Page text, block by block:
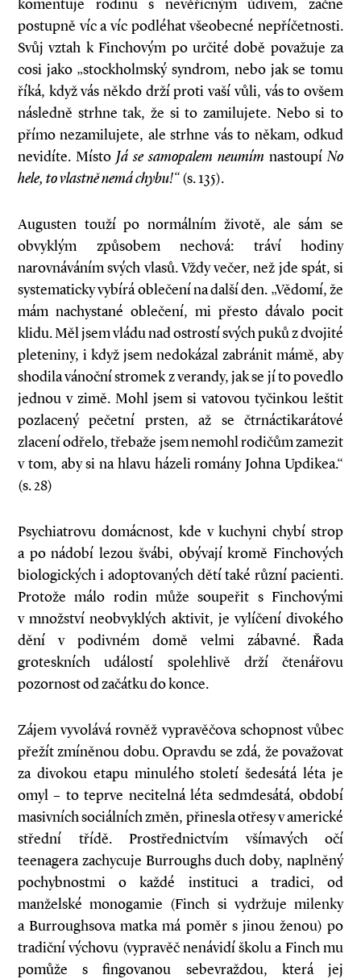
komentuje rodinu s nevěřícným údivem, začne
postupně víc a víc podléhat všeobecné nepříčetnosti.
Svůj vztah k Finchovým po určité době považuje za
cosi jako „stockholmský syndrom, nebo jak se tomu
říká, když vás někdo drží proti vaší vůli, vás to ovšem
následně strhne tak, že si to zamilujete. Nebo si to
přímo nezamilujete, ale strhne vás to někam, odkud
nevidíte. Místo Já se samopalem neumím nastoupíNo
hele, to vlastně nemá chybu!“(s. 135).
Augusten touží po normálním životě, ale sám se
obvyklým způsobem nechová: tráví hodiny
narovnáváním svých vlasů. Vždy večer, než jde spát, si
systematicky vybírá oblečení na další den. „Vědomí, že
mám nachystané oblečení, mi přesto dávalo pocit
klidu. Měl jsem vládu nad ostrostí svých puků z dvojité
pleteniny, i když jsem nedokázal zabránit mámě, aby
shodila vánoční stromek z verandy, jak se jí to povedlo
jednou v zimě. Mohl jsem si vatovou tyčinkou leštit
pozlacený pečetní prsten, až se čtrnáctikarátové
zlacení odřelo, třebaže jsem nemohl rodičům zamezit
v tom, aby si na hlavu házeli romány Johna Updikea.“
(s. 28)
Psychiatrovu domácnost, kde v kuchyni chybí strop
a po nádobí lezou švábi, obývají kromě Finchových
biologických i adoptovaných dětí také různí pacienti.
Protože málo rodin může soupeřit s Finchovými
v množství neobvyklých aktivit, je vylíčení divokého
dění v podivném domě velmi zábavné. Řada
groteskních událostí spolehlivě drží čtenářovu
pozornost od začátku do konce.
Zájem vyvolává rovněž vypravěčova schopnost vůbec
přežít zmíněnou dobu. Opravdu se zdá, že považovat
za divokou etapu minulého století šedesátá léta je
omyl – to teprve necitelná léta sedmdesátá, období
masivních sociálních změn, přinesla otřesy v americké
střední třídě. Prostřednictvím všímavých očí
teenagera zachycuje Burroughs duch doby, naplněný
pochybnostmi o každé instituci a tradici, od
manželské monogamie (Finch si vydržuje milenky
a Burroughsova matka má poměr s jinou ženou) po
tradiční výchovu (vypravěč nenávidí školu a Finch mu
pomůže s fingovanou sebevraždou, která jej